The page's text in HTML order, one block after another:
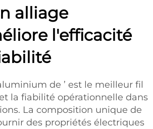
alliage
l'efficacité
de ’ est le meilleur fil
la fiabilité opérationnelle dans
La composition unique de
des propriétés électriques